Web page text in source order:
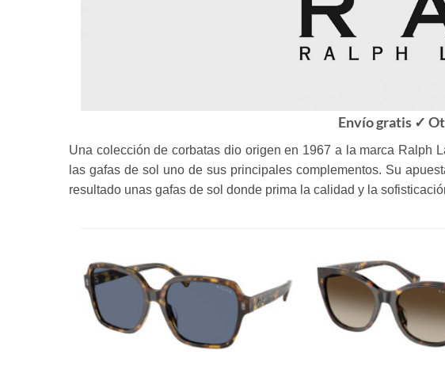
Envío gratis ✓
Una colección de corbatas dio origen en 1967 a la marca Ralph
las gafas de sol uno de sus principales complementos. Su
resultado unas gafas de sol donde prima la calidad y la
Gafas
de sol
que